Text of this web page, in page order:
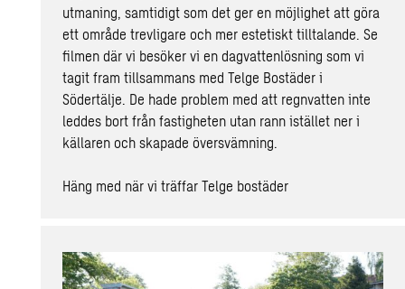
utmaning, samtidigt som det ger en möjlighet att göra
ett område trevligare och mer estetiskt tilltalande. Se
filmen där vi besöker vi en dagvattenlösning som vi
tagit fram tillsammans med Telge Bostäder i
Södertälje. De hade problem med att regnvatten inte
leddes bort från fastigheten utan rann istället ner i
källaren och skapade översvämning.
Häng med när vi träffar Telge bostäder